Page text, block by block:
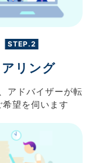
STEP.2
アリング
アドバイザーが転
希望を伺います